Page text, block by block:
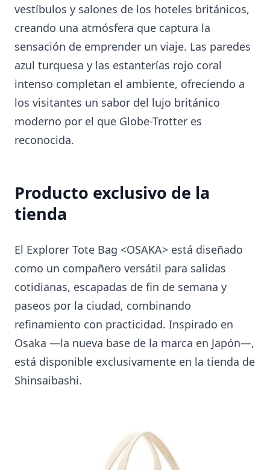
vestíbulos y salones de los hoteles británicos,
creando una atmósfera que captura la
sensación de emprender un viaje. Las paredes
azul turquesa y las estanterías rojo coral
intenso completan el ambiente, ofreciendo a
los visitantes un sabor del lujo británico
moderno por el que Globe-Trotter es
reconocida.
Producto exclusivo de la
tienda
El Explorer Tote Bag <OSAKA> está diseñado
como un compañero versátil para salidas
cotidianas, escapadas de fin de semana y
paseos por la ciudad, combinando
refinamiento con practicidad. Inspirado en
Osaka —la nueva base de la marca en Japón—,
está disponible exclusivamente en la tienda de
Shinsaibashi.